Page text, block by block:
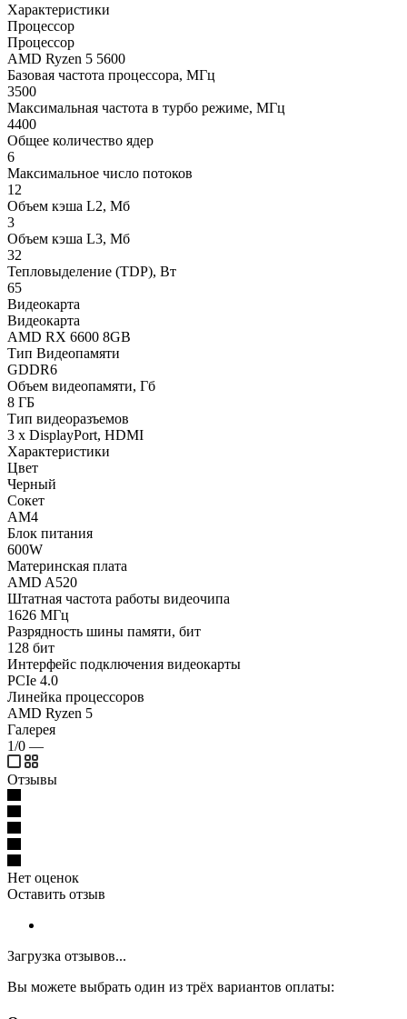
Характеристики
Процессор
Процессор
AMD Ryzen 5 5600
Базовая частота процессора, МГц
3500
Максимальная частота в турбо режиме, МГц
4400
Общее количество ядер
6
Максимальное число потоков
12
Объем кэша L2, Мб
3
Объем кэша L3, Мб
32
Тепловыделение (TDP), Вт
65
Видеокарта
Видеокарта
AMD RX 6600 8GB
Тип Видеопамяти
GDDR6
Объем видеопамяти, Гб
8 ГБ
Тип видеоразъемов
3 x DisplayPort, HDMI
Характеристики
Цвет
Черный
Сокет
AM4
Блок питания
600W
Материнская плата
AMD A520
Штатная частота работы видеочипа
1626 МГц
Разрядность шины памяти, бит
128 бит
Интерфейс подключения видеокарты
PCIe 4.0
Линейка процессоров
AMD Ryzen 5
Галерея
1/0 —
Отзывы
Нет оценок
Оставить отзыв
Загрузка отзывов...
Вы можете выбрать один из трёх вариантов оплаты: